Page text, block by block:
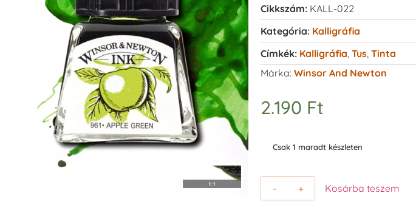
Cikkszám: KALL-022
Kategória: Kalligráfia
Címkék: Kalligráfia Tus, Tinta
Márka: Winsor And Newton
2.190 Ft
Csak 1 maradt készleten
- + Kosárba teszem